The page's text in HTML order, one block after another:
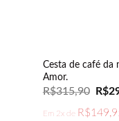
Cesta de café da
Amor.
R$315,90
O
preço
era:
R$
Em 2x de R$